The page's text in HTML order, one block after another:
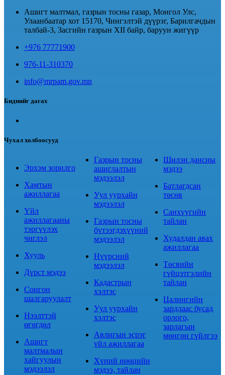
Ашигт малтмал, газрын тосны газар, Монгол Улс,
Улаанбаатар хот 15170, Чингэлтэй дүүрэг, Барилгачдын
талбай-3, Засгийн газрын XII байр, баруун жигүүр
+976 77771900
976-11-310370
info@mrpam.gov.mn
Биднийг дагах
Чухал холбоосууд
Эрхэм зорилго
Хамтын
ажиллагаа
Үйл
ажиллагааны
тэргүүлэх
чиглэл
Хууль
Дүрст мэдээ
Сонгон
шалгаруулалт
Нээлттэй
өгөгдөл
Ашигт
малтмалын
хайгуулын
мэдээлэл
Газрын тосны
ашиглалтын
мэдээлэл
Уул уурхайн
мэдээлэл
Газрын тосны
бүтээгдэхүүний
мэдээлэл
Нүүрсний
мэдээлэл
Кадастрын
хэлтэс
Уул уурхайн
хэлтэс
Авлигын эсрэг
үйл ажиллагаа
Хүний нөөцийн
мэдээ, тайлан
Шилэн дансны
мэдээ
Батлагдсан
төсөв
Санхүүгийн
тайлан
Худалдан авах
ажиллагаа
Төсвийн
гүйцэтгэлийн
тайлан
Цалингийн
зардлаас бусад
орлого,
зарлагын
мөнгөн гүйлгээ